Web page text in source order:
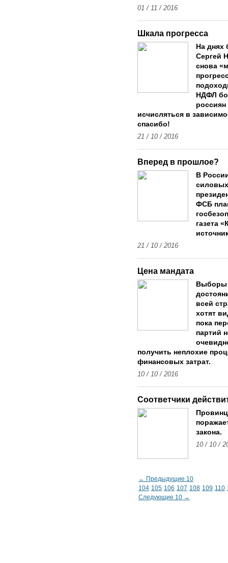
01 / 11 / 2016
Шкала прогресса
На днях
Сергей
снова
НДФЛ
россиян
исчисляться в
спасибо!
21 / 10 / 2016
Вперед в прошлое?
В
ФСБ
газета
21 / 10 / 2016
Цена мандата
Выборы
всей
хотят
пока
партий
получить неплохие
финансовых затрат.
10 / 10 / 2016
Соответчики
закона.
10 / 10 /
← Предыдущие 10
104 105 106 107 108 109 110
Следующие 10 →